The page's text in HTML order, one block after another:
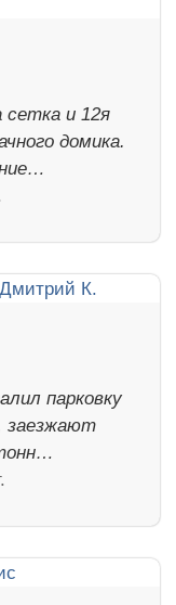
и 12я
домика.
парковку
заезжают